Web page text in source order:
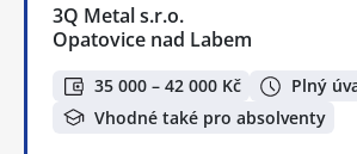
3Q Metal s.r.o.
Opatovice nad Labem
35 000 – 42 000 Kč
Plný
Vhodné také pro absolventy